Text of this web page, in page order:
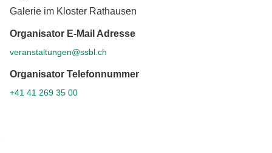
Galerie im Kloster Rathausen
Organisator E-Mail Adresse
veranstaltungen@ssbl.ch
Organisator Telefonnummer
+41 41 269 35 00